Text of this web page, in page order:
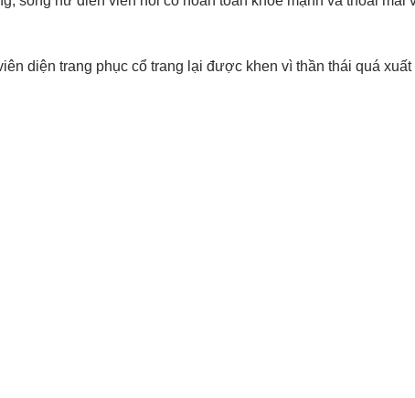
diện trang phục cổ trang lại được khen vì thần thái quá xuất